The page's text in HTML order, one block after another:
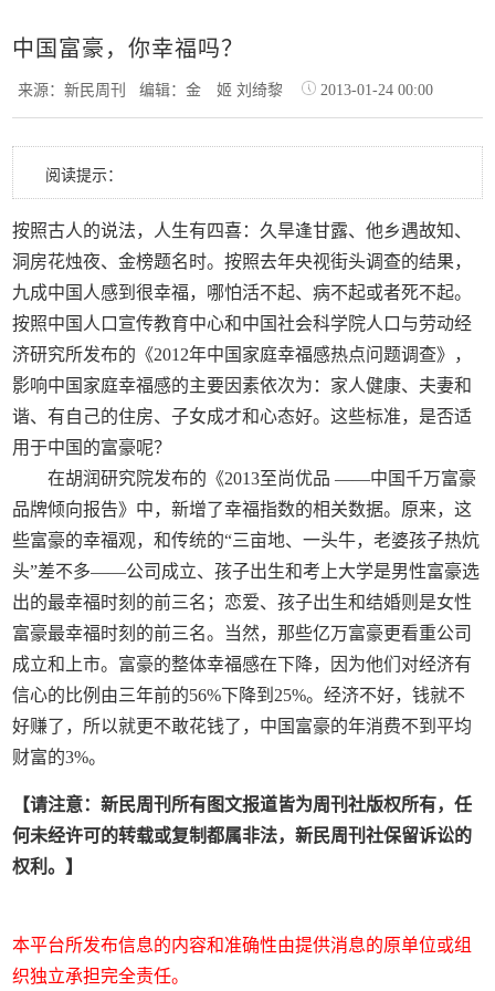
中国富豪，你幸福吗？
来源：新民周刊编辑：金 姬 刘绮黎 2013-01-24 00:00
阅读提示：
按照古人的说法，人生有四喜：久旱逢甘露、他乡遇故知、
洞房花烛夜、金榜题名时。按照去年央视街头调查的结果，
九成中国人感到很幸福，哪怕活不起、病不起或者死不起。
按照中国人口宣传教育中心和中国社会科学院人口与劳动经
济研究所发布的《2012年中国家庭幸福感热点问题调查》，
影响中国家庭幸福感的主要因素依次为：家人健康、夫妻和
谐、有自己的住房、子女成才和心态好。这些标准，是否适
用于中国的富豪呢？
在胡润研究院发布的《2013至尚优品 ——中国千万富豪
品牌倾向报告》中，新增了幸福指数的相关数据。原来，这
些富豪的幸福观，和传统的“三亩地、一头牛，老婆孩子热炕
头”差不多——公司成立、孩子出生和考上大学是男性富豪选
出的最幸福时刻的前三名；恋爱、孩子出生和结婚则是女性
富豪最幸福时刻的前三名。当然，那些亿万富豪更看重公司
成立和上市。富豪的整体幸福感在下降，因为他们对经济有
信心的比例由三年前的56%下降到25%。经济不好，钱就不
好赚了，所以就更不敢花钱了，中国富豪的年消费不到平均
财富的3%。
【请注意：新民周刊所有图文报道皆为周刊社版权所有，任
何未经许可的转载或复制都属非法，新民周刊社保留诉讼的
权利。】
本平台所发布信息的内容和准确性由提供消息的原单位或组
织独立承担完全责任。